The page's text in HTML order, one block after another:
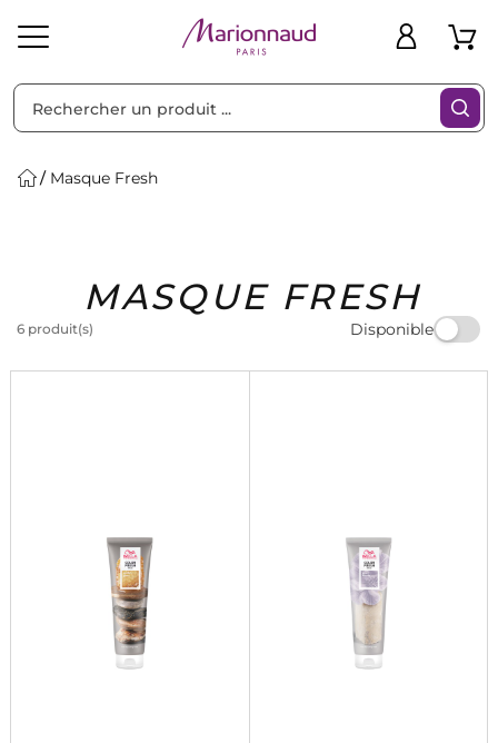
Solaire Homme Marques Idées
Cadeaux
Bons
Plans
Masque Fresh
MASQUE FRESH
6 produit(s) Disponible
Filtres